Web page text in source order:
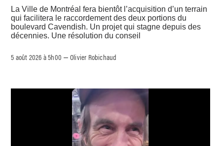
La Ville de Montréal fera bientôt l’acquisition d’un terrain
qui facilitera le raccordement des deux portions du
boulevard Cavendish. Un projet qui stagne depuis des
décennies. Une résolution du conseil
5 août 2026 à 5h00 –Olivier Robichaud